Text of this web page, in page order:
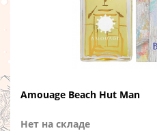
Amouage Beach Hut Man
Нет на складе